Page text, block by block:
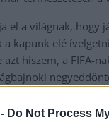
Do Not Process
el a világnak, hogy
kapunk elé
hiszem, a FIFA-
lapot osztott ki,